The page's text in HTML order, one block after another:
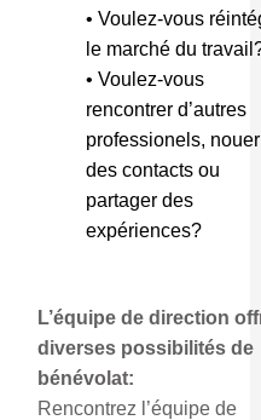
• Voulez-vous
le marché du
• Voulez-vous
rencontrer d’autres
professionels, nouer
des contacts ou
partager des
expériences?
L’équipe de direction
diverses possibilités de
bénévolat:
Rencontrez l’équipe de